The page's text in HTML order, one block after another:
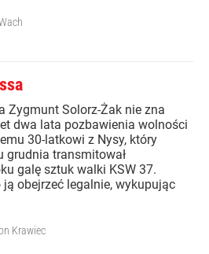
Zygmunt Solorz-Żak nie zna
dwa lata pozbawienia wolności
30-latkowi z Nysy, który
grudnia transmitował
galę sztuk walki KSW 37.
ją obejrzeć legalnie, wykupując
Krawiec